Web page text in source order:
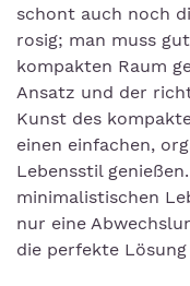
schont auch noch
rosig; man muss
kompakten Raum
Ansatz und der
Kunst des
einen einfachen,
Lebensstil
minimalistischen
nur eine
die perfekte